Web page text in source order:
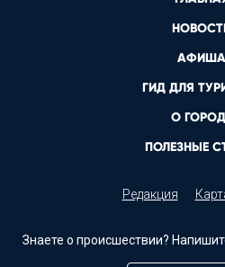
АФИША
ГИД ДЛЯ
О
ПОЛЕЗНЫЕ
Редакция
Знаете о происшествии?